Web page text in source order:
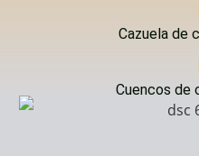
Cazuela de
Cuencos de